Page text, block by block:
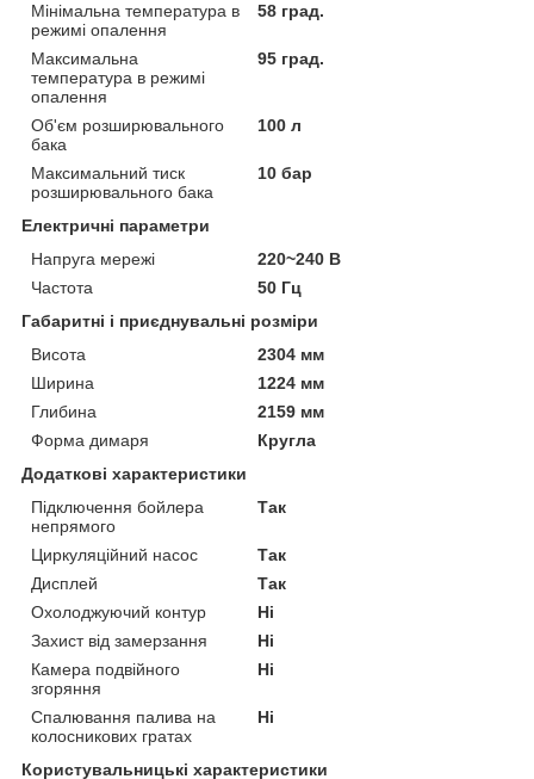
Мінімальна температура в
режимі опалення
58 град.
Максимальна
температура в режимі
опалення
95 град.
Об'єм розширювального
бака
100 л
Максимальний тиск
розширювального бака
10 бар
Електричні параметри
Напруга мережі
220~240 В
Частота
50 Гц
Габаритні і приєднувальні розміри
Висота
2304 мм
Ширина
1224 мм
Глибина
2159 мм
Форма димаря
Кругла
Додаткові характеристики
Підключення бойлера
непрямого
Так
Циркуляційний насос
Так
Дисплей
Так
Охолоджуючий контур
Ні
Захист від замерзання
Ні
Камера подвійного
згоряння
Ні
Спалювання палива на
колосникових гратах
Ні
Користувальницькі характеристики